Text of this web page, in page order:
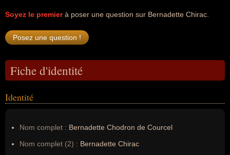
Soyez le premierà poser une question sur Bernadette Chirac.
Fiche d'identité
Identité
Nom complet : Bernadette Chodron de Courcel
Nom complet (2) : Bernadette Chirac